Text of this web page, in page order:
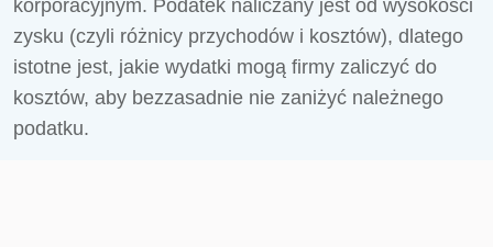
korporacyjnym. Podatek naliczany jest od wysokości
zysku (czyli różnicy przychodów i kosztów), dlatego
istotne jest, jakie wydatki mogą firmy zaliczyć do
kosztów, aby bezzasadnie nie zaniżyć należnego
podatku.